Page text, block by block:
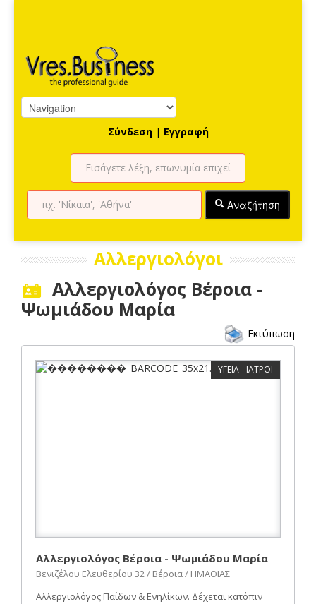
Σύνδεση | Εγγραφή
Αναζήτηση
Αλλεργιολόγοι
Αλλεργιολόγος Βέροια -
Ψωμιάδου Μαρία
Εκτύπωση
ΥΓΕΙΑ - ΙΑΤΡΟΙ
Αλλεργιολόγος Βέροια - Ψωμιάδου Μαρία
Βενιζέλου Ελευθερίου 32 / Βέροια / ΗΜΑΘΙΑΣ
Αλλεργιολόγος Παίδων & Ενηλίκων. Δέχεται κατόπιν